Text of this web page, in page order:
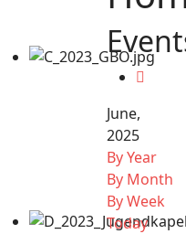
June,
2025
By Year
By Month
By Week
Today